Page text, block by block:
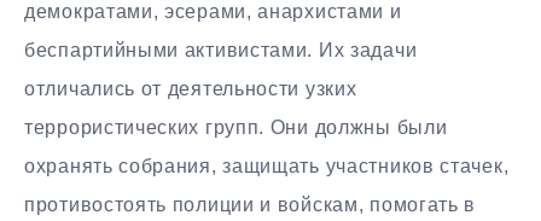
демократами, эсерами, анархистами и
беспартийными активистами. Их задачи
отличались от деятельности узких
террористических групп. Они должны были
охранять собрания, защищать участников стачек,
противостоять полиции и войскам, помогать в